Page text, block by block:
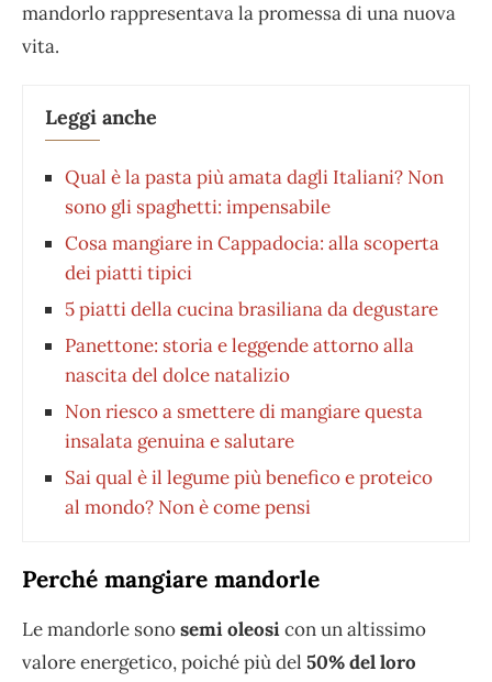
mandorlo rappresentava la promessa di una nuova
vita.
Leggi anche
Qual è la pasta più amata dagli Italiani? Non
sono gli spaghetti: impensabile
Cosa mangiare in Cappadocia: alla scoperta
dei piatti tipici
5 piatti della cucina brasiliana da degustare
Panettone: storia e leggende attorno alla
nascita del dolce natalizio
Non riesco a smettere di mangiare questa
insalata genuina e salutare
Sai qual è il legume più benefico e proteico
al mondo? Non è come pensi
Perché mangiare mandorle
Le mandorle sonosemi oleosicon un altissimo
valore energetico, poiché più del 50% del loro